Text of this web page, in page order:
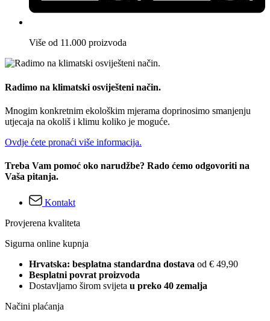
Više od 11.000 proizvoda
Radimo na klimatski osviješteni način.
Mnogim konkretnim ekološkim mjerama doprinosimo smanjenju
utjecaja na okoliš i klimu koliko je moguće.
Ovdje ćete pronaći više informacija.
Treba Vam pomoć oko narudžbe? Rado ćemo odgovoriti na
Vaša pitanja.
Kontakt
Provjerena kvaliteta
Sigurna online kupnja
Hrvatska: besplatna standardna dostava od € 49,90
Besplatni povrat proizvoda
Dostavljamo širom svijeta u preko 40 zemalja
Načini plaćanja